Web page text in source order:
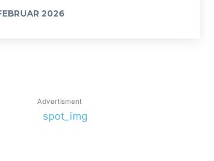
2026
Advertisment